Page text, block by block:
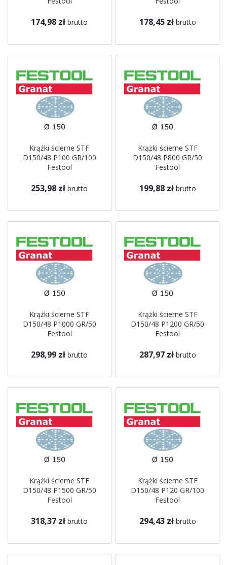
174,98 zł brutto 178,45 zł brutto
Krążki ścierne STF
D150/48 P100 GR/100
Festool
253,98 zł brutto
Krążki ścierne STF
D150/48 P800 GR/50
Festool
199,88 zł brutto
Krążki ścierne STF
D150/48 P1000 GR/50
Festool
298,99 zł brutto
Krążki ścierne STF
D150/48 P1200 GR/50
Festool
287,97 zł brutto
Krążki ścierne STF
D150/48 P1500 GR/50
Festool
318,37 zł brutto
Krążki ścierne STF
D150/48 P120 GR/100
Festool
294,43 zł brutto